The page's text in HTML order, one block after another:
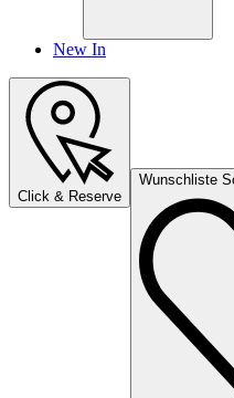
New In
Click & Reserve
Wunschliste